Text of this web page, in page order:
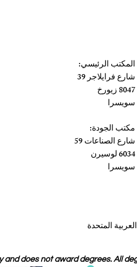
المكتب الرئيسي:
شارع فرايلاجر 39
8047 زيورخ
سويسرا
مكتب الجودة:
شارع الصناعات 59
6034 لوسيرن
سويسرا
and does not award degrees. All